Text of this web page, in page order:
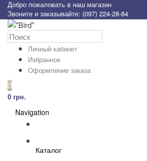
Добро пожаловать в наш магазин
Звоните и заказывайте: (097) 224-28-84
Личный кабинет
Избранное
Оформление заказа
0
0 грн.
Navigation
Каталог